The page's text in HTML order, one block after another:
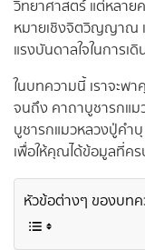
วิทยาศาสตร์ แต่หลาย
หมายเชิงจิตวิญญาณ เ
แรงบันดาลใจในการเ
ในบทความนี้ เราจะพา
จนถึง คาถาบูชารกแม
บูชารกแมวหลวงปู่คำ
เพื่อให้คุณได้ข้อมูลที่คร
หัวข้อต่างๆ ของบท